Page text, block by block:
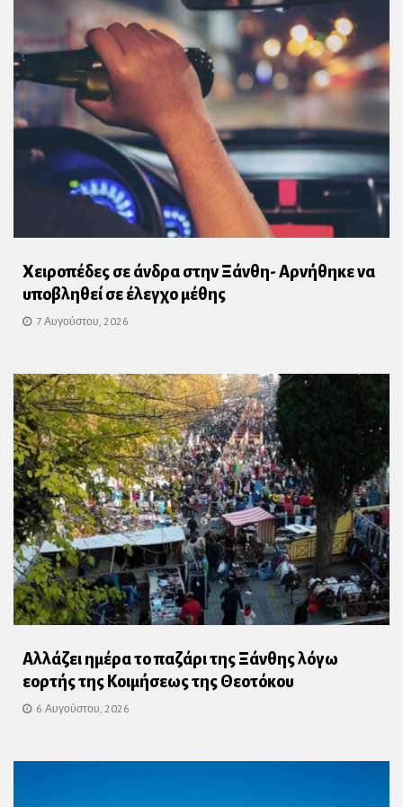
Χειροπέδες σε άνδρα στην Ξάνθη- Αρνήθηκε να
υποβληθεί σε έλεγχο μέθης
7 Αυγούστου, 2026
Αλλάζει ημέρα το παζάρι της Ξάνθης λόγω
εορτής της Κοιμήσεως της Θεοτόκου
6 Αυγούστου, 2026